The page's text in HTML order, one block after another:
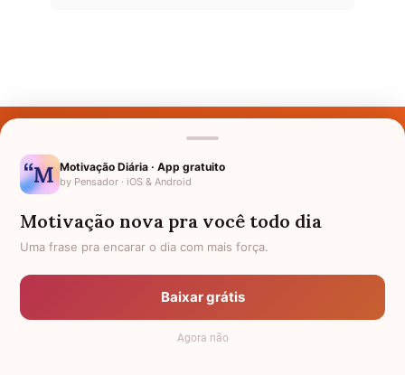
Nomes pelo Mundo
Política de Privacidade
Anuncie
Termos de Uso
Motivação Diária · App gratuito
by Pensador · iOS & Android
Motivação nova pra você todo dia
Uma frase pra encarar o dia com mais força.
Baixar grátis
Agora não